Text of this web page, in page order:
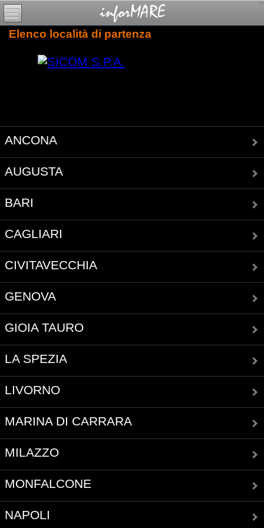
Elenco località di partenza
ANCONA
AUGUSTA
BARI
CAGLIARI
CIVITAVECCHIA
GENOVA
GIOIA TAURO
LA SPEZIA
LIVORNO
MARINA DI CARRARA
MILAZZO
MONFALCONE
NAPOLI